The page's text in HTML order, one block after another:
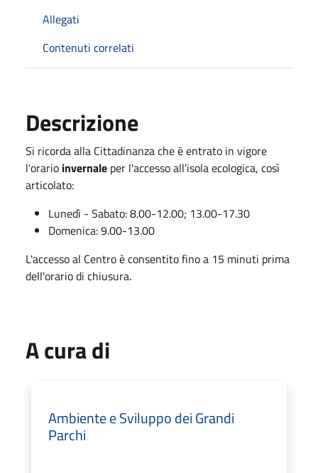
Allegati
Contenuti correlati
Descrizione
Si ricorda alla Cittadinanza che è entrato in vigore
l'orario invernale per l'accesso all'isola ecologica, così
articolato:
Lunedì - Sabato: 8.00-12.00; 13.00-17.30
Domenica: 9.00-13.00
L'accesso al Centro è consentito fino a 15 minuti prima
dell'orario di chiusura.
A cura di
Ambiente e Sviluppo dei Grandi
Parchi